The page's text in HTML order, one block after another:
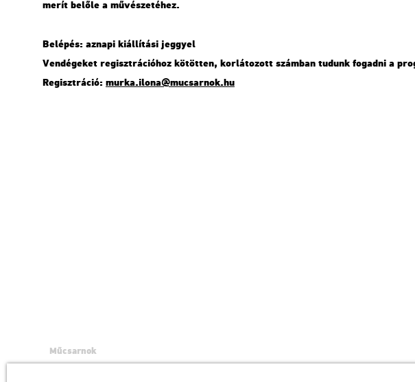
merít be­lő­le a mű­vé­sze­té­hez.
Be­lé­pés: az­na­pi ki­ál­lí­tá­si jeggyel
Ven­dé­ge­ket re­giszt­rá­ci­ó­hoz kö­töt­ten, kor­lá­to­zott szám­ban tu­dunk fo­gad­ni a
Re­giszt­rá­ció: murka.​ilona@​mu­csar­nok.​hu
Műcsarnok